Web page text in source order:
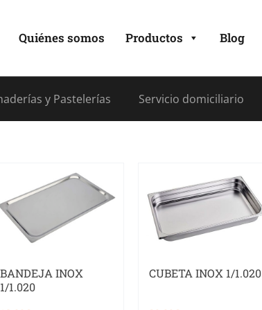
Quiénes somos Productos Blog
y Pastelerías Servicio domiciliario
BANDEJA INOX
1/1.020
CUBETA INOX 1/1.020